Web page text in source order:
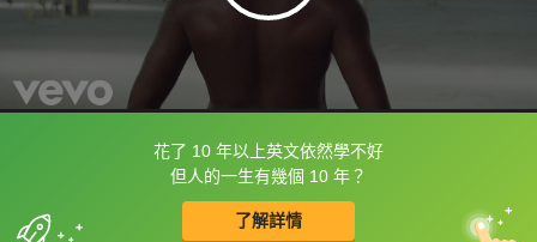
花了 10 年以上英文依然學不好
但人的一生有幾個 10 年？
了解詳情
框選或點兩下字幕可以直接查字典喔！